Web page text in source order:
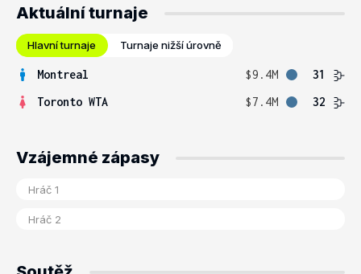
Aktuální turnaje
Hlavní turnaje Turnaje nižší úrovně
Montreal $9.4M
31
Toronto WTA
$7.4M 32
Vzájemné zápasy